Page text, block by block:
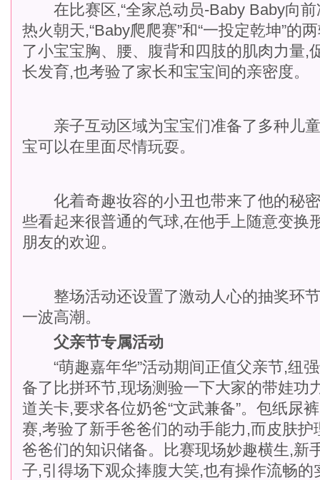
在比赛区,“全家总动员-Baby Baby向前
热火朝天,“Baby爬爬赛”和“一投定乾坤”的
了小宝宝胸、腰、腹背和四肢的肌肉力量,
长发育,也考验了家长和宝宝间的亲密度。
亲子互动区域为宝宝们准备了多种儿童
宝可以在里面尽情玩耍。
化着奇趣妆容的小丑也带来了他的秘
些看起来很普通的气球,在他手上随意变换
朋友的欢迎。
整场活动还设置了激动人心的抽奖环节
一波高潮。
父亲节专属活动
“萌趣嘉年华”活动期间正值父亲节,纽
备了比拼环节,现场测验一下大家的带娃功
道关卡,要求各位奶爸“文武兼备”。包纸尿
赛,考验了新手爸爸们的动手能力,而皮肤护
爸爸们的知识储备。比赛现场妙趣横生,新
子,引得场下观众捧腹大笑,也有操作流畅的